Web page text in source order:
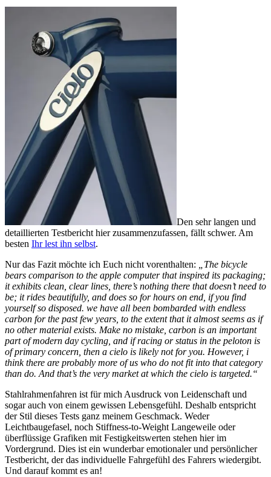
Den sehr langen und
detaillierten Testbericht hier zusammenzufassen, fällt schwer. Am
besten Ihr lest ihn selbst.
Nur das Fazit möchte ich Euch nicht vorenthalten: „The bicycle
bears comparison to the apple computer that inspired its packaging;
it exhibits clean, clear lines, there’s nothing there that doesn’t need to
be; it rides beautifully, and does so for hours on end, if you find
yourself so disposed. we have all been bombarded with endless
carbon for the past few years, to the extent that it almost seems as if
no other material exists. Make no mistake, carbon is an important
part of modern day cycling, and if racing or status in the peloton is
of primary concern, then a cielo is likely not for you. However, i
think there are probably more of us who do not fit into that category
than do. And that’s the very market at which the cielo is targeted.“
Stahlrahmenfahren ist für mich Ausdruck von Leidenschaft und
sogar auch von einem gewissen Lebensgefühl. Deshalb entspricht
der Stil dieses Tests ganz meinem Geschmack. Weder
Leichtbaugefasel, noch Stiffness-to-Weight Langeweile oder
überflüssige Grafiken mit Festigkeitswerten stehen hier im
Vordergrund. Dies ist ein wunderbar emotionaler und persönlicher
Testbericht, der das individuelle Fahrgefühl des Fahrers wiedergibt.
Und darauf kommt es an!